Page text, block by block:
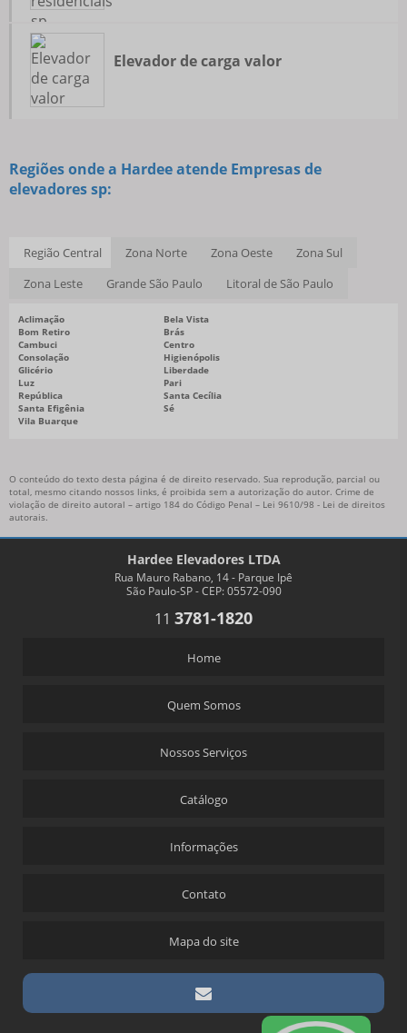
Elevador de carga valor
Regiões onde a Hardee atende Empresas de
elevadores sp:
Região Central Zona Norte Zona Oeste
Zona Sul
Zona Leste
Grande São Paulo Litoral de São Paulo
Aclimação
Bela Vista
Bom Retiro
Brás
Cambuci
Centro
Consolação
Higienópolis
Glicério
Liberdade
Luz
Pari
República
Santa Cecília
Santa Efigênia
Sé
Vila Buarque
O conteúdo do texto desta página é de direito reservado. Sua reprodução, parcial ou
total, mesmo citando nossos links, é proibida sem a autorização do autor. Crime de
violação de direito autoral – artigo 184 do Código Penal – Lei 9610/98 - Lei de direitos
autorais
Hardee Elevadores LTDA
Rua Mauro Rabano, 14 - Parque Ipê
São Paulo-SP - CEP: 05572-090
11 3781-1820
Home
Quem Somos
Nossos Serviços
Catálogo
Informações
Contato
Mapa do site